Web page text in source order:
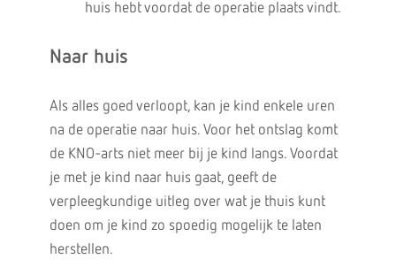
huis hebt voordat de operatie plaats vindt.
Naar huis
Als alles goed verloopt, kan je kind enkele uren
na de operatie naar huis. Voor het ontslag komt
de KNO-arts niet meer bij je kind langs. Voordat
je met je kind naar huis gaat, geeft de
verpleegkundige uitleg over wat je thuis kunt
doen om je kind zo spoedig mogelijk te laten
herstellen.